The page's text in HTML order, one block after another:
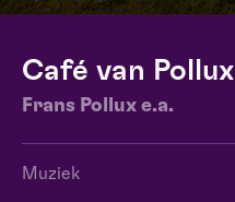
Café van Pollux
Frans Pollux e.a.
Muziek